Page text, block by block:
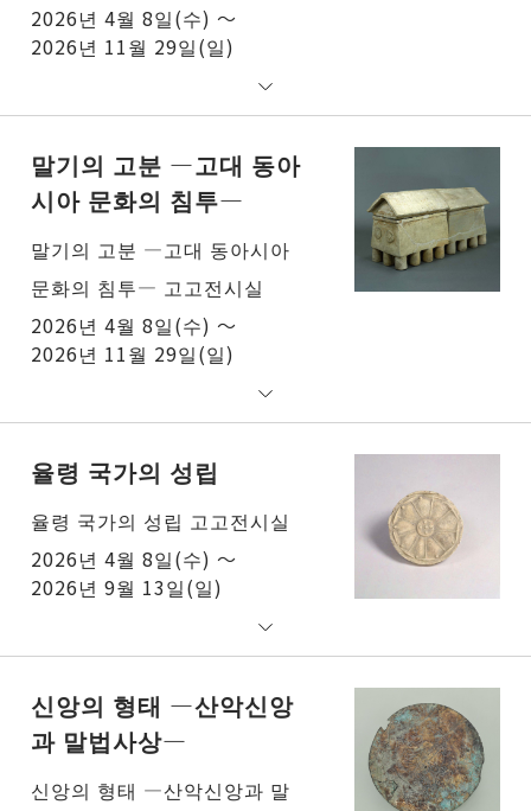
2026년 4월 8일(수) ～
2026년 11월 29일(일)
말기의 고분 ―고대 동아
시아 문화의 침투―
말기의 고분 ―고대 동아시아
문화의 침투― 고고전시실
2026년 4월 8일(수) ～
2026년 11월 29일(일)
율령 국가의 성립
율령 국가의 성립 고고전시실
2026년 4월 8일(수) ～
2026년 9월 13일(일)
신앙의 형태 ―산악신앙
과 말법사상―
신앙의 형태 ―산악신앙과 말